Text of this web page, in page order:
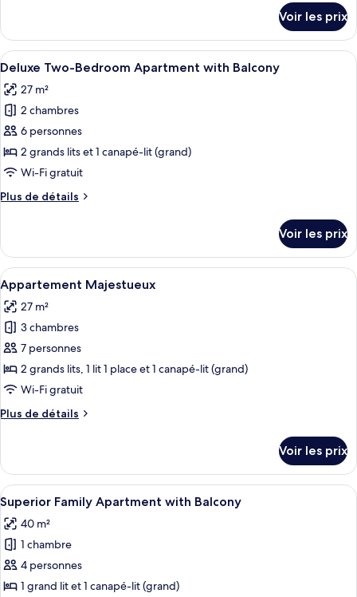
with
Balcony
le
type
de
Superior
Apartment
with
Balcony
Voir les prix
Afficher
toutes
les
photos
pour
ce
type
chambre :
Bedroom
Apartment
with
Balcony
Une chambre à coucher moderne
29
Deluxe Two-Bedroom Apartment with Balcony
27 m²
2 chambres
6 personnes
2 grands lits et 1 canapé-lit (grand)
Wi-Fi gratuit
Plus de détails
Plus
le
type
de
chambre
Deluxe
Two-
Bedroom
Apartment
with
Balcony
Voir les prix
Afficher
toutes
les
photos
pour
ce
type
chambre :
Une chambre à coucher moderne
19
Appartement Majestueux
27 m²
3 chambres
7 personnes
2 grands lits, 1 lit 1 place et 1 canapé-lit (grand)
Wi-Fi gratuit
Plus de détails
Plus
le
type
de
chambre
Appartement
Majestueux
Voir les prix
Afficher
toutes
les
photos
pour
ce
Un lit bien fait, recouvert d’une
34
Superior Family Apartment with Balcony
40 m²
1 chambre
4 personnes
1 grand lit et 1 canapé-lit (grand)